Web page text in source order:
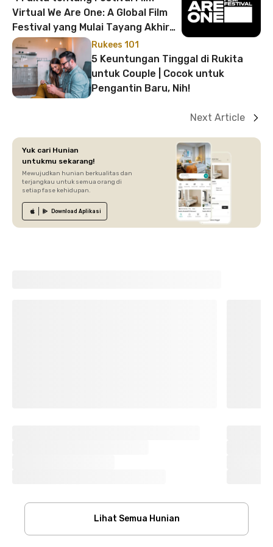
Virtual We Are One: A Global Film
Festival yang Mulai Tayang Akhir
Mei 2020
Rukees 101
5 Keuntungan Tinggal di Rukita
untuk Couple | Cocok untuk
Pengantin Baru, Nih!
Next Article
Yuk cari Hunian
untukmu sekarang!
Mewujudkan hunian berkualitas dan
terjangkau untuk semua orang di
setiap fase kehidupan.
Download Aplikasi
Lihat Semua Hunian